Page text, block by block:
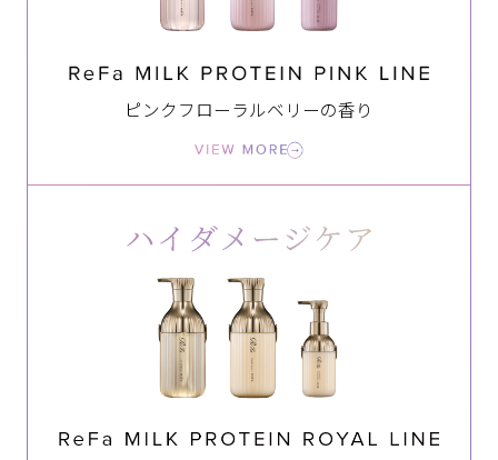
ピンクフローラルベリーの香り